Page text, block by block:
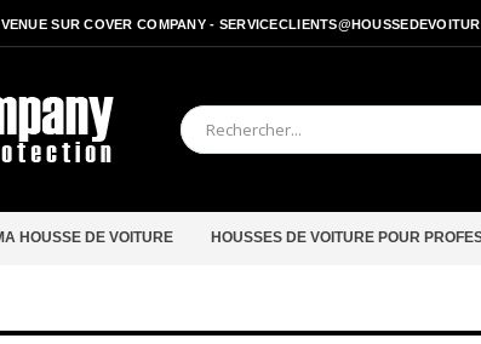
SUR COVER COMPANY -
HOUSSE DE VOITURE HOUSSES DE VOITURE POUR